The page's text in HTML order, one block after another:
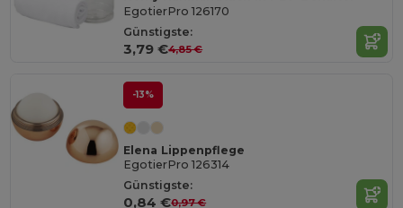
EgotierPro 126170
Günstigste:
3,79 €4,85 €
-13%
Elena Lippenpflege
EgotierPro 126314
Günstigste:
0,84 €0,97 €